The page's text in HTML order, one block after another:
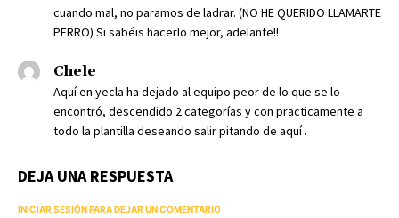
cuando mal, no paramos de ladrar. (NO HE QUERIDO LLAMARTE
PERRO) Si sabéis hacerlo mejor, adelante!!
Chele
Aquí en yecla ha dejado al equipo peor de lo que se lo
encontró, descendido 2 categorías y con practicamente a
todo la plantilla deseando salir pitando de aquí .
DEJA UNA RESPUESTA
INICIAR SESIÓN PARA DEJAR UN COMENTARIO